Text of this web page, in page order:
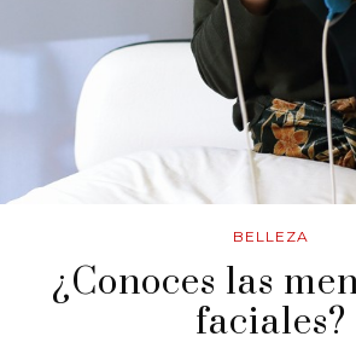
BELLEZA
¿Conoces las
faciales?